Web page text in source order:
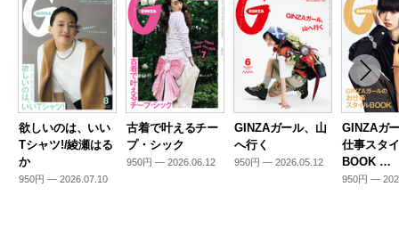
欲しいのは、いい
Tシャツ!/綾瀬はる
か
950円 — 2026.07.10
古着で叶えるチー
プ・シック
950円 — 2026.06.12
GINZAガール、山
へ行く
950円 — 2026.05.12
GINZAガ
仕事スタ
BOOK …
950円 —